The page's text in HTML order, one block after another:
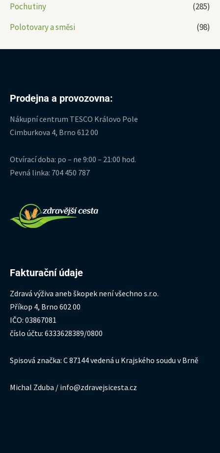
Pochutiny
(285)
Polotovary a směsi
(98)
Prodejna a provozovna:
Nákupní centrum TESCO Královo Pole
Cimburkova 4, Brno 612 00
Otvírací doba: po – ne 9:00 – 21:00 hod.
Pevná linka: 704 450 787
Fakturační údaje
Zdravá výživa aneb škopek není všechno s.r.o.
Příkop 4, Brno 602 00
IČO: 03867081
číslo účtu: 6333628389/0800
Spisová značka: C 87144 vedená u Krajského soudu v Brně
Michal Zduba / info@zdravejsicesta.cz